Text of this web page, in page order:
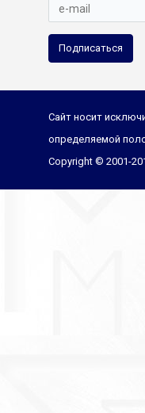
Подписаться
Сайт носит
определяемой
Copyright © 2001-